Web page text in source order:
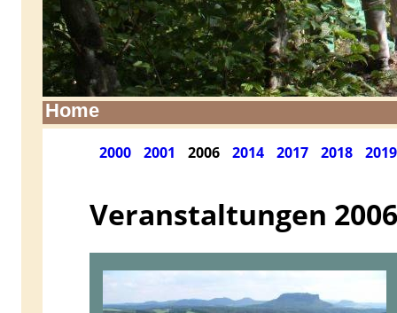
Home
2000 2001 2006 2014 2017 2018 2019
Veranstaltungen 2006